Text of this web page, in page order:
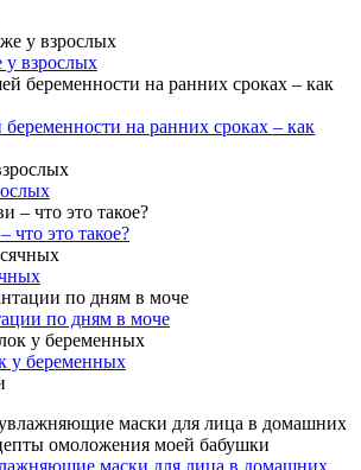
взрослых
на ранних сроках – как
что это такое?
по дням в моче
у беременных
маски для лица в домашних